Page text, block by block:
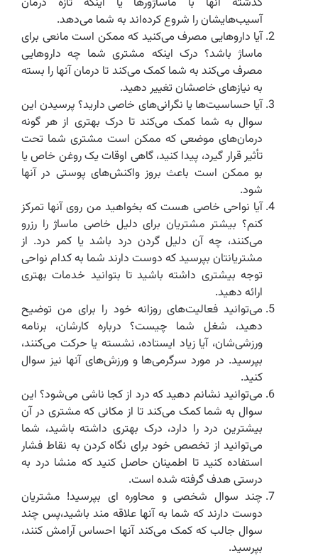
آسیب‌هایشان را شروع کرده‌اند به شما می‌دهد.
آیا داروهایی مصرف می‌کنید که ممکن است مانعی برای
ماساژ باشد؟ درک اینکه مشتری شما چه داروهایی
مصرف می‌کند به شما کمک می‌کند تا درمان آنها را بسته
به نیازهای خاصشان تغییر دهید.
آیا حساسیت‌ها یا نگرانی‌های خاصی دارید؟ پرسیدن این
سوال به شما کمک می‌کند تا درک بهتری از هر گونه
درمان‌های موضعی که ممکن است مشتری شما تحت
تأثیر قرار گیرد، پیدا کنید، گاهی اوقات یک روغن خاص یا
بو ممکن است باعث بروز واکنش‌های پوستی در آنها
شود.
آیا نواحی خاصی هست که بخواهید من روی آنها تمرکز
کنم؟ بیشتر مشتریان برای دلیل خاصی ماساژ را رزرو
می‌کنند، چه آن دلیل گردن درد باشد یا کمر درد. از
مشتریانتان بپرسید که دوست دارند شما به کدام نواحی
توجه بیشتری داشته باشید تا بتوانید خدمات بهتری
ارائه دهید.
می‌توانید فعالیت‌های روزانه خود را برای من توضیح
دهید، شغل شما چیست؟ درباره کارشان، برنامه
ورزشی‌شان، آیا زیاد ایستاده، نشسته یا حرکت می‌کنند،
بپرسید. در مورد سرگرمی‌ها و ورزش‌های آنها نیز سوال
کنید.
می‌توانید نشانم دهید که درد از کجا ناشی می‌شود؟ این
سوال به شما کمک می‌کند تا از مکانی که مشتری در آن
بیشترین درد را دارد، درک بهتری داشته باشید، شما
می‌توانید از تخصص خود برای نگاه کردن به نقاط فشار
استفاده کنید تا اطمینان حاصل کنید که منشا درد به
درستی هدف گرفته شده است.
چند سوال شخصی و محاوره ای بپرسید! مشتریان
دوست دارند که شما به آنها علاقه مند باشید،پس چند
سوال جالب که کمک می‌کند آنها احساس آرامش کنند،
بپرسید.